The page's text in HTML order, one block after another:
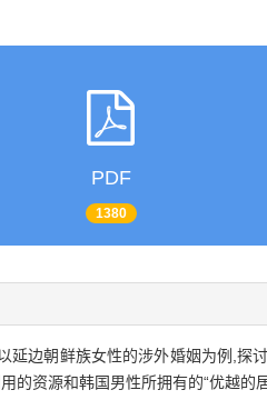
PDF
1380
延边朝鲜族女性的涉外婚姻为例,探
的资源和韩国男性所拥有的“优越